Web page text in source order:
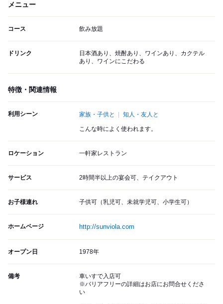
メニュー
コース 飲み放題
ドリンク
日本酒あり、焼酎あり、ワインあり、カクテル
あり、ワインにこだわる
特徴・関連情報
利用シーン 家族・子供と 知人・友人と
こんな時によく使われます。
ロケーション 一軒家レストラン
サービス 2時間半以上の宴会可、テイクアウト
お子様連れ 子供可（乳児可、未就学児可、小学生可）
ホームページ http://sunviola.com
オープン日 1978年
備考
車いすで入店可
※バリアフリーの詳細はお店にお問合せくださ
い